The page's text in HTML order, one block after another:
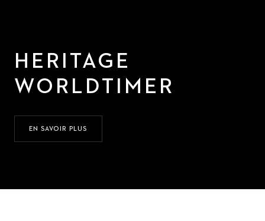
HERITAGE
WORLDTIMER
EN SAVOIR PLUS